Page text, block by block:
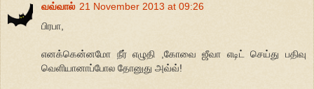
வவ்வால் 21 November 2013 at 09:26
பிரபா,
எனக்கென்னமோ நீர் எழுதி ,கோவை ஜீவா எடிட் செய்து பதிவு
வெளியானாப்போல தோனுது அவ்வ்!